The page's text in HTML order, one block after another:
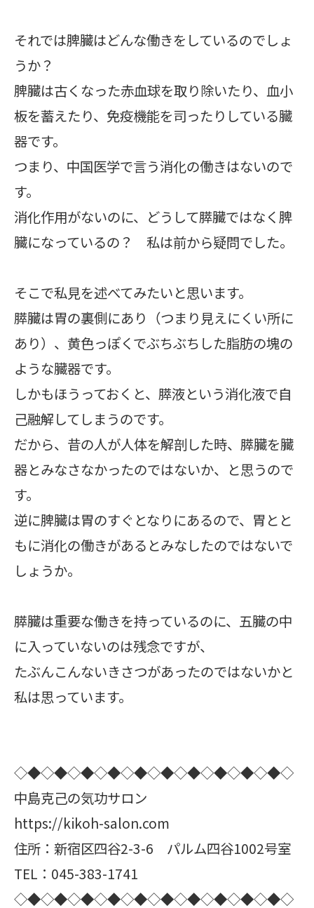
それでは脾臓はどんな働きをしているのでしょ
うか？
脾臓は古くなった赤血球を取り除いたり、血小
板を蓄えたり、免疫機能を司ったりしている臓
器です。
つまり、中国医学で言う消化の働きはないので
す。
消化作用がないのに、どうして膵臓ではなく脾
臓になっているの？ 私は前から疑問でした。
そこで私見を述べてみたいと思います。
膵臓は胃の裏側にあり（つまり見えにくい所に
あり）、黄色っぽくでぶちぶちした脂肪の塊の
ような臓器です。
しかもほうっておくと、膵液という消化液で自
己融解してしまうのです。
だから、昔の人が人体を解剖した時、膵臓を臓
器とみなさなかったのではないか、と思うので
す。
逆に脾臓は胃のすぐとなりにあるので、胃とと
もに消化の働きがあるとみなしたのではないで
しょうか。
膵臓は重要な働きを持っているのに、五臓の中
に入っていないのは残念ですが、
たぶんこんないきさつがあったのではないかと
私は思っています。
◇◆◇◆◇◆◇◆◇◆◇◆◇◆◇◆◇◆◇◆◇
中島克己の気功サロン
https://kikoh-salon.com
住所：新宿区四谷2-3-6 パルム四谷1002号室
TEL：045-383-1741
◇◆◇◆◇◆◇◆◇◆◇◆◇◆◇◆◇◆◇◆◇